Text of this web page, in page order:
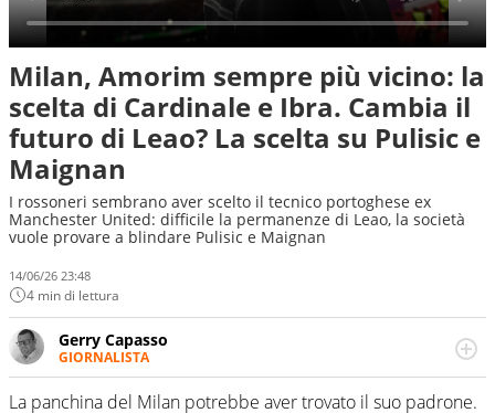
Milan, Amorim sempre più vicino: la
scelta di Cardinale e Ibra. Cambia il
futuro di Leao? La scelta su Pulisic e
Maignan
I rossoneri sembrano aver scelto il tecnico portoghese ex
Manchester United: difficile la permanenze di Leao, la società
vuole provare a blindare Pulisic e Maignan
14/06/26 23:48
4 min di lettura
Gerry Capasso
GIORNALISTA
Per lui gli sport americani non hanno segreti: basket,
football, baseball e la capacità innata di trovare la notizia
La panchina del Milan potrebbe aver trovato il suo padrone.